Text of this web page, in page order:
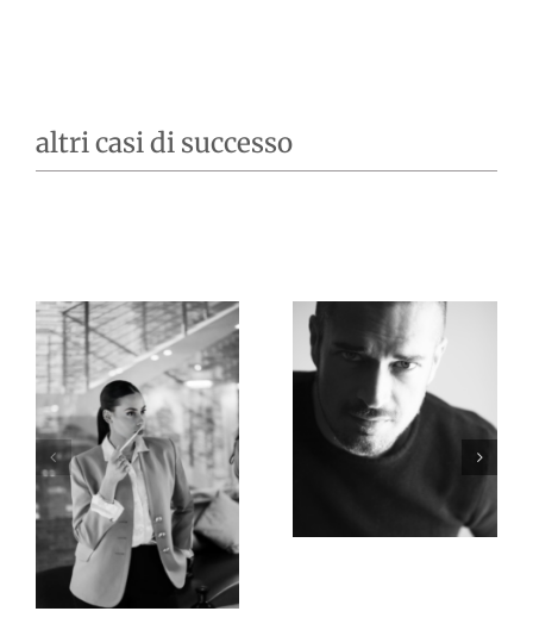
altri casi di successo
MASSIMILIANO
MINORINI
CLAUDIA
CUBEDDU